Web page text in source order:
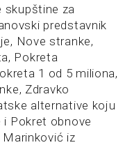
skupštine za
predstavnik
Nove stranke,
Pokreta
1 od 5 miliona,
Zdravko
alternative koju
Pokret obnove
Marinković iz